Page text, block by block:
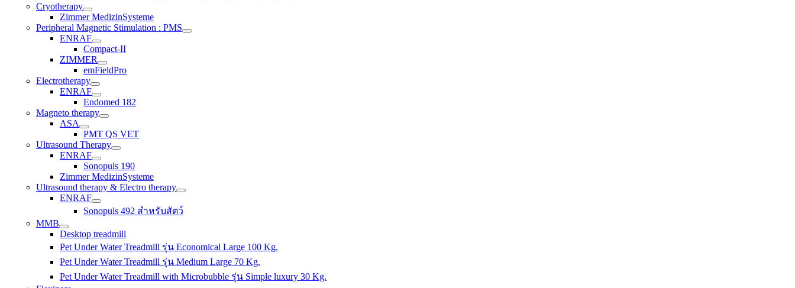
Cryotherapy
Zimmer MedizinSysteme
Peripheral Magnetic Stimulation : PMS
ENRAF
Compact-II
ZIMMER
emFieldPro
Electrotherapy
ENRAF
Endomed 182
Magneto therapy
ASA
PMT QS VET
Ultrasound Therapy
ENRAF
Sonopuls 190
Zimmer MedizinSysteme
Ultrasound therapy & Electro therapy
ENRAF
Sonopuls 492 สำหรับสัตว์
MMB
Desktop treadmill
Pet Under Water Treadmill รุ่น Economical Large 100 Kg.
Pet Under Water Treadmill รุ่น Medium Large 70 Kg.
Pet Under Water Treadmill with Microbubble รุ่น Simple luxury 30 Kg.